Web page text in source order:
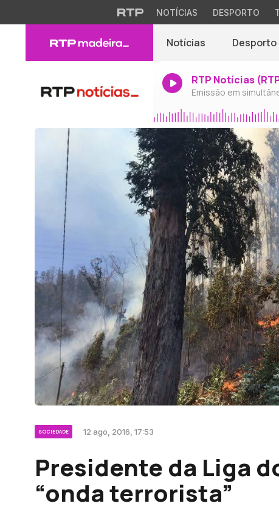
NOTÍCIAS DESPORTO
Notícias Desporto
RTP Notícias
Emissão em
SOCIEDADE 12 ago, 2016, 17:53
Presidente da Liga
“onda terrorista”